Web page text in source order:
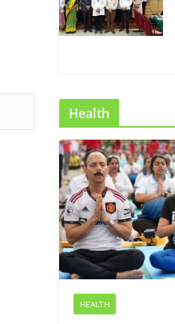
Health
HEALTH